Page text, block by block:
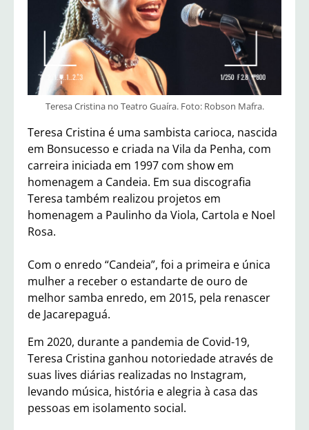
Teresa Cristina no Teatro Guaíra. Foto: Robson Mafra.
Teresa Cristina é uma sambista carioca, nascida
em Bonsucesso e criada na Vila da Penha, com
carreira iniciada em 1997 com show em
homenagem a Candeia. Em sua discografia
Teresa também realizou projetos em
homenagem a Paulinho da Viola, Cartola e Noel
Rosa.
Com o enredo “Candeia”, foi a primeira e única
mulher a receber o estandarte de ouro de
melhor samba enredo, em 2015, pela renascer
de Jacarepaguá.
Em 2020, durante a pandemia de Covid-19,
Teresa Cristina ganhou notoriedade através de
suas lives diárias realizadas no Instagram,
levando música, história e alegria à casa das
pessoas em isolamento social.